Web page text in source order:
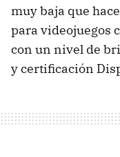
muy baja que
para videojuegos
con un nivel de
y certificación